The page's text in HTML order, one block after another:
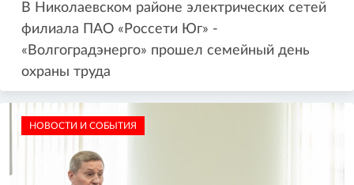
В Николаевском районе электрических сетей
филиала ПАО «Россети Юг» -
«Волгоградэнерго» прошел семейный день
охраны труда
НОВОСТИ И СОБЫТИЯ